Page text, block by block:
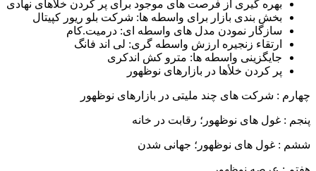
بهره گیری از فرصت های موجود برای پر کردن خلأهای نهادی
بخش بندی بازار برای واسطه ها: شرکت بلو ریور کپیتال
سازگار نمودن مدل های واسطه ای: درمیت.کام
ارتقاء زنجیره ارزش واسطه گری: لی اند فانگ
جایگزینی واسطه ها: مترو کش اندکری
پر کردن خلأها در بازارهای نوظهور
چهارم : شرکت های چند ملیتی در بازارهای نوظهور
پنجم : غول های نوظهور؛ رقابت در خانه
ششم : غول های نوظهور؛ جهانی شدن